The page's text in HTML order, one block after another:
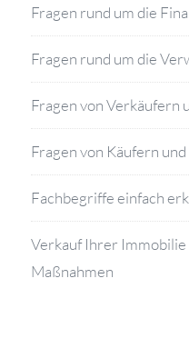
Fragen rund um die
Fragen rund um die
Fragen von Verkäufern
Fragen von Käufern
Fachbegriffe einfach
Verkauf Ihrer
Maßnahmen